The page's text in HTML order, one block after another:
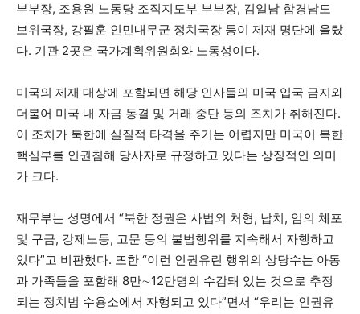
부부장, 조용원 노동당 조직지도부 부부장, 김일남 함경남도
보위국장, 강필훈 인민내무군 정치국장 등이 제재 명단에 올랐
다. 기관 2곳은 국가계획위원회와 노동성이다.
미국의 제재 대상에 포함되면 해당 인사들의 미국 입국 금지와
더불어 미국 내 자금 동결 및 거래 중단 등의 조치가 취해진다.
이 조치가 북한에 실질적 타격을 주기는 어렵지만 미국이 북한
핵심부를 인권침해 당사자로 규정하고 있다는 상징적인 의미
가 크다.
재무부는 성명에서 “북한 정권은 사법외 처형, 납치, 임의 체포
및 구금, 강제노동, 고문 등의 불법행위를 지속해서 자행하고
있다”고 비판했다. 또한 “이런 인권유린 행위의 상당수는 아동
과 가족들을 포함해 8만∼12만명의 수감돼 있는 것으로 추정
되는 정치범 수용소에서 자행되고 있다”면서 “우리는 인권유